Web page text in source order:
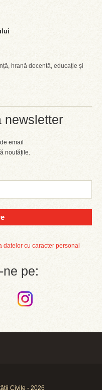
newsletter
email
noutățile.
cu caracter personal
ne pe:
hrană decentă, educație și
Civile - 2026